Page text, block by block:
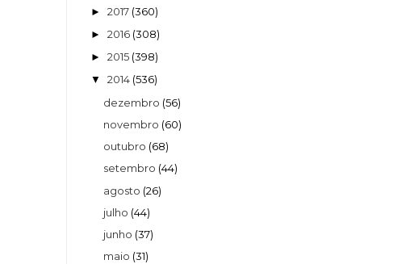
► 2017 (360)
► 2016 (308)
► 2015 (398)
▼ 2014 (536)
dezembro (56)
novembro (60)
outubro (68)
setembro (44)
agosto (26)
julho (44)
junho (37)
maio (31)